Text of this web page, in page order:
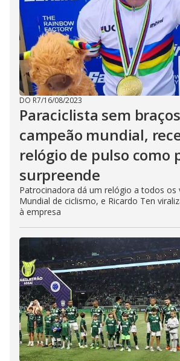
DO R7/16/08/2023
Paraciclista sem
campeão mundial,
relógio de pulso como
surpreende
Patrocinadora dá um relógio a todos os
Mundial de ciclismo, e Ricardo Ten
à empresa